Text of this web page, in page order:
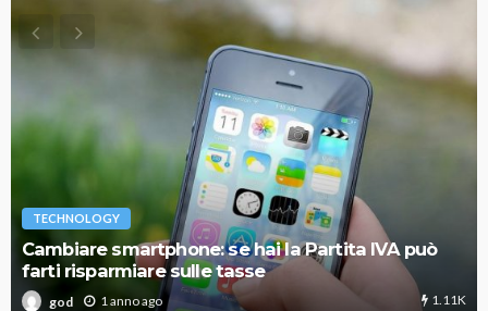
TECHNOLOGY
Cambiare smartphone: se hai la Partita IVA può
farti risparmiare sulle tasse
god 1 anno ago 1.11K